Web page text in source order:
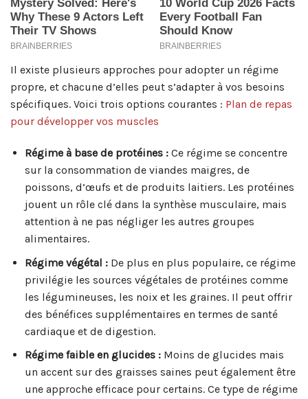
Il existe plusieurs approches pour adopter un régime
propre, et chacune d’elles peut s’adapter à vos besoins
spécifiques. Voici trois options courantes : Plan de repas
pour développer vos muscles
Régime à base de protéines :Ce régime se concentre
sur la consommation de viandes maigres, de
poissons, d’œufs et de produits laitiers. Les protéines
jouent un rôle clé dans la synthèse musculaire, mais
attention à ne pas négliger les autres groupes
alimentaires.
Régime végétal :De plus en plus populaire, ce régime
privilégie les sources végétales de protéines comme
les légumineuses, les noix et les graines. Il peut offrir
des bénéfices supplémentaires en termes de santé
cardiaque et de digestion.
Régime faible en glucides :Moins de glucides mais
un accent sur des graisses saines peut également être
une approche efficace pour certains. Ce type de régime